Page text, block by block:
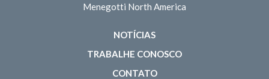
Menegotti North America
NOTÍCIAS
TRABALHE CONOSCO
CONTATO